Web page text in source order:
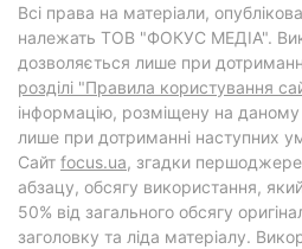
Всі права на матеріали,
належать ТОВ "ФОКУС МЕДІА".
дозволяється лише при
розділі "Правила користування
інформацію, розміщену на даному
лише при дотриманні наступних
Cайт focus.ua, згадки
абзацу, обсягу використання,
50% від загального обсягу
заголовку та ліда матеріалу.